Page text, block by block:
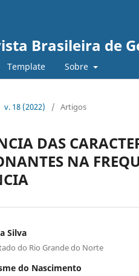
Brasileira de
Template Sobre
v. 18 (2022) / Artigos
DAS
NA
Silva
do Rio Grande do Norte
do Nascimento